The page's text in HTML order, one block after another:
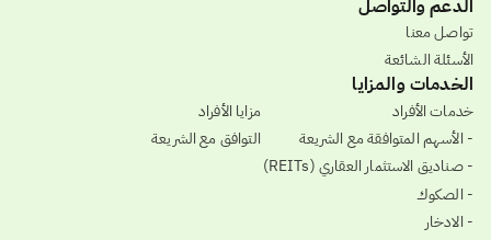
الدعم والتواصل
تواصل معنا
الأسئلة الشائعة
الخدمات والمزايا
خدمات الأفراد
- الأسهم المتوافقة مع الشريعة
- صناديق الاستثمار العقاري (REITs)
- الصكوك
- الادخار
مزايا الأفراد
التوافق مع الشريعة